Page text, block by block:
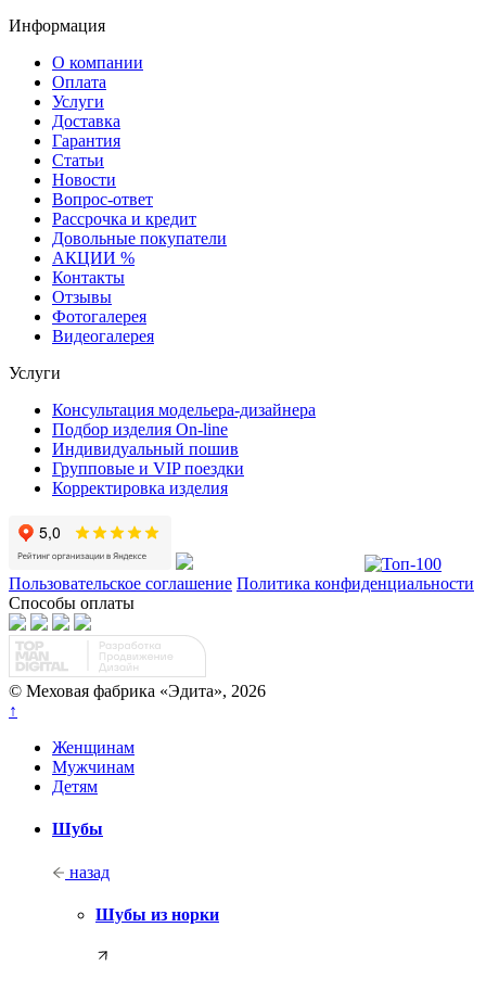
Информация
О компании
Оплата
Услуги
Доставка
Гарантия
Статьи
Новости
Вопрос-ответ
Рассрочка и кредит
Довольные покупатели
АКЦИИ %
Контакты
Отзывы
Фотогалерея
Видеогалерея
Услуги
Консультация модельера-дизайнера
Подбор изделия On-line
Индивидуальный пошив
Групповые и VIP поездки
Корректировка изделия
Пользовательское соглашение Политика конфиденциальности
Способы оплаты
© Меховая фабрика «Эдита», 2026
↑
Женщинам
Мужчинам
Детям
Шубы
назад
Шубы из норки